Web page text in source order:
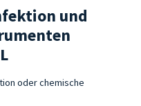
und
oder chemische